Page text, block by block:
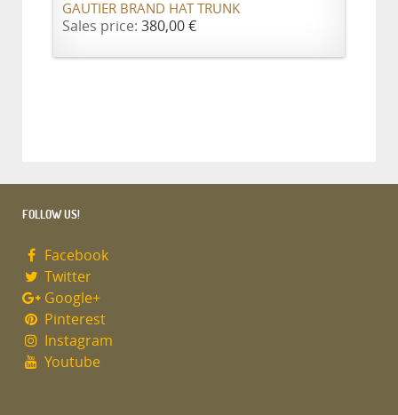
GAUTIER BRAND HAT TRUNK
Sales price: 380,00 €
FOLLOW US!
Facebook
Twitter
Google+
Pinterest
Instagram
Youtube